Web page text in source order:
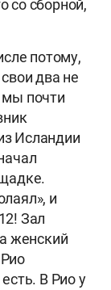
со сборной,
потому,
два не
мы почти
Исландии
и
Зал
женский
В Рио у